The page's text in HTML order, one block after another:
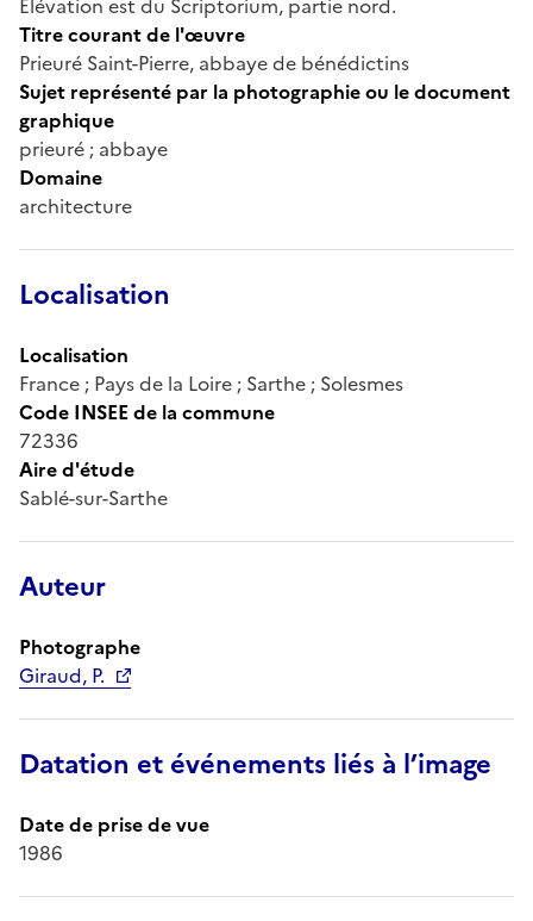
Titre courant de l'œuvre
Prieuré Saint-Pierre, abbaye de bénédictins
Sujet représenté par la photographie ou le document
graphique
prieuré ; abbaye
Domaine
architecture
Localisation
Localisation
France ; Pays de la Loire ; Sarthe ; Solesmes
Code INSEE de la commune
72336
Aire d'étude
Sablé-sur-Sarthe
Auteur
Photographe
Giraud, P.
Datation et événements liés à l’image
Date de prise de vue
1986